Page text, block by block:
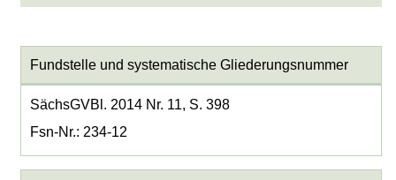
Fundstelle und systematische Gliederungsnummer
SächsGVBl. 2014 Nr. 11, S. 398
Fsn-Nr.: 234-12